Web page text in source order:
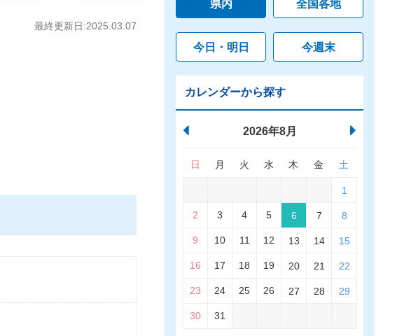
最終更新日:2025.03.07
県内 全国各地
今日・明日 今週末
カレンダーから探す
2026年8月
日 月 火 水 木 金 土
1
2 3 4 5 6 7 8
9 10 11 12 13 14 15
16 17 18 19 20 21 22
23 24 25 26 27 28 29
30 31